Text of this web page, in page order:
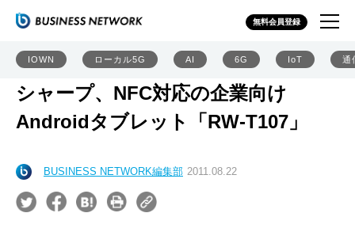
無料会員登録
IOWN ローカル5G AI 6G IoT 通
シャープ、NFC対応の企業向け
Androidタブレット「RW-T107」
BUSINESS NETWORK編集部 2011.08.22